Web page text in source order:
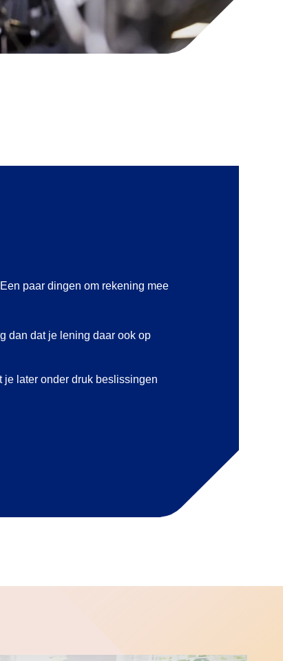
paar dingen om rekening mee
dan dat je lening daar ook op
je later onder druk beslissingen